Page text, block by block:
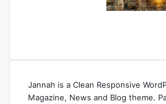
Jannah is a Clean Responsive
Magazine, News and Blog theme.